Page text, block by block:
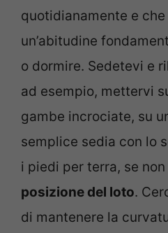
quotidianamente e
un’abitudine
o dormire. Sedetevi e
ad esempio, mettervi
gambe incrociate, su
semplice sedia con lo
i piedi per terra, se
posizione del loto.
di mantenere la